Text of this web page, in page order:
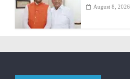
August 8, 2026